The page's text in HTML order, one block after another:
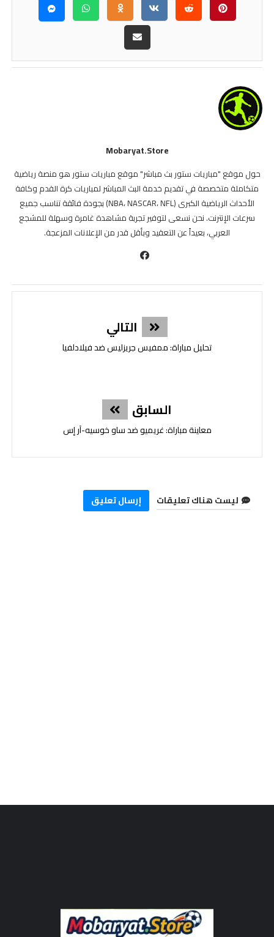
Mobaryat.store
حول موقع "مباريات ستور بث مباشر" موقع مباريات ستور هو منصة رياضية
متكاملة متخصصة في تقديم خدمة البث المباشر لمباريات كرة القدم وكافة
الأحداث الرياضية الكبرى (NBA، NASCAR، NFL) بجودة فائقة تناسب جميع
سرعات الإنترنت. نحن نسعى لتوفير تجربة مشاهدة غامرة وسهلة للمشجع
العربي، بعيداً عن التعقيد وبأقل قدر من الإعلانات المزعجة.
التالي
تحليل مباراة: ممفيس جريزليس ضد فيلادلفيا
السابق
معاينة مباراة: غريميو ضد ساو خوسيه-آر إس
ليست هناك تعليقات إرسال تعليق